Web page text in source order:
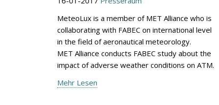
MeteoLux is a member of MET Alliance who is
collaborating with FABEC on international level
in the field of aeronautical meteorology.
MET Alliance conducts FABEC study about the
impact of adverse weather conditions on ATM.
Mehr Lesen